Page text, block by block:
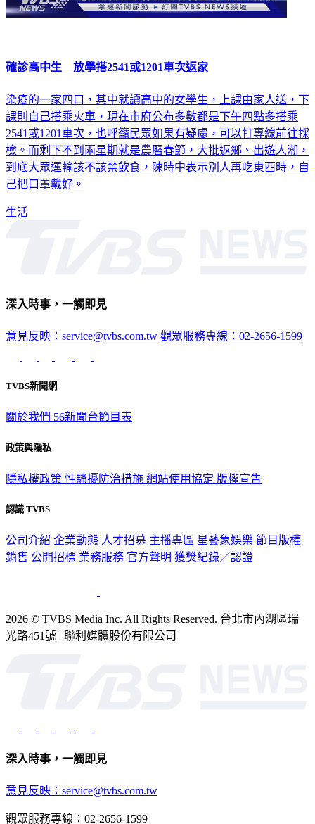
確診高中生 放學搭2541或1201車次返家
染疫的一家四口，其中就讀高中的女學生，上課由家人送，下
課則自己搭乘火車，現在市府公布多數都是下午四點多搭乘
2541或1201車次，也呼籲民眾如果有疑慮，可以打專線前往採
檢。而剩下不到兩星期就是農曆春節，大批返鄉、出遊人潮，
到底大眾運輸該不該禁飲食，陳時中表示別人再吃東西時，自
己把口罩戴好。
生活
深入時事，一觸即見
意見反映：service@tvbs.com.tw 觀眾服務專線：02-2656-1599
TVBS新聞網
關於我們 56新聞台節目表
政策與隱私
隱私權政策 性騷擾防治措施 網站使用協定 版權宣告
認識 TVBS
公司介紹 企業動態 人才招募 主播專區 星藝象娛樂 節目版權
銷售 公開招標 業務服務 官方聲明 獲獎紀錄／認證
2026 © TVBS Media Inc. All Rights Reserved. 台北市內湖區瑞
光路451號 | 聯利媒體股份有限公司
深入時事，一觸即見
意見反映：service@tvbs.com.tw
觀眾服務專線：02-2656-1599